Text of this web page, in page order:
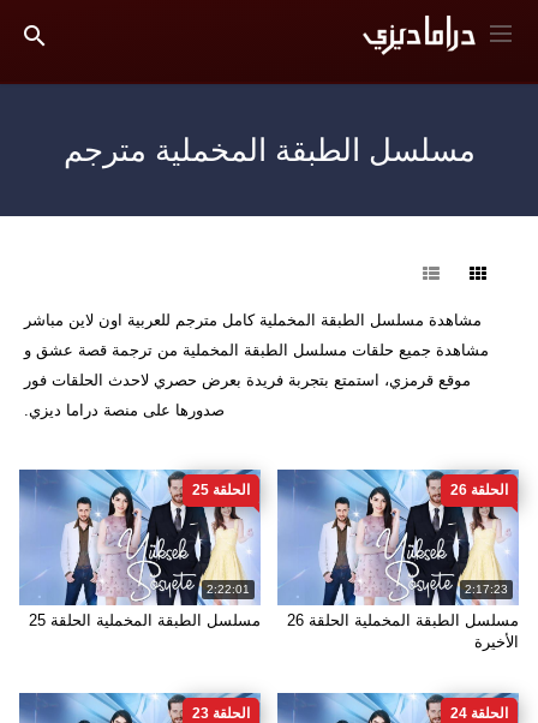
مسلسل الطبقة المخملية مترجم
مشاهدة مسلسل الطبقة المخملية كامل مترجم للعربية اون لاين مباشر
مشاهدة جميع حلقات مسلسل الطبقة المخملية من ترجمة قصة عشق و
موقع قرمزي، استمتع بتجربة فريدة بعرض حصري لاحدث الحلقات فور
صدورها على منصة دراما ديزي.
2:17:23
الحلقة 26
مسلسل الطبقة المخملية الحلقة 26
الأخيرة
2:22:01
الحلقة 25
مسلسل الطبقة المخملية الحلقة 25
الحلقة 24 الحلقة 23